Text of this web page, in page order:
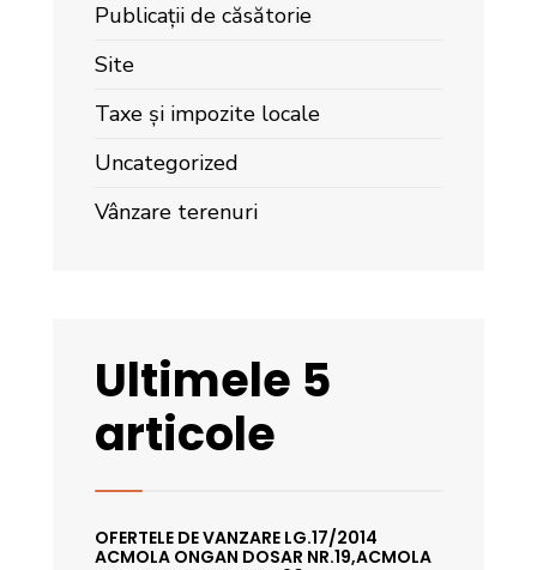
Publicații de căsătorie
Site
Taxe și impozite locale
Uncategorized
Vânzare terenuri
Ultimele 5
articole
OFERTELE DE VANZARE LG.17/2014
ACMOLA ONGAN DOSAR NR.19,ACMOLA